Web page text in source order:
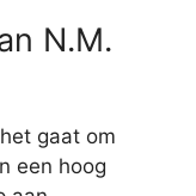
N.M.
gaat om
een hoog